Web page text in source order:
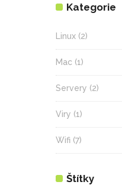
Kategorie
Linux (2)
Mac (1)
Servery (2)
Viry (1)
Wifi (7)
Štítky